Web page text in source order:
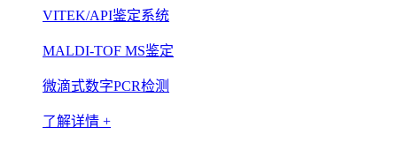
VITEK/API鉴定系统
MALDI-TOF MS鉴定
微滴式数字PCR检测
了解详情 +